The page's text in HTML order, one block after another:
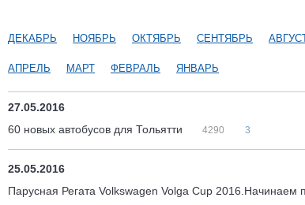
ДЕКАБРЬ НОЯБРЬ ОКТЯБРЬ СЕНТЯБРЬ
АПРЕЛЬ МАРТ ФЕВРАЛЬ ЯНВАРЬ
27.05.2016
60 новых автобусов для Тольятти
4290 3
25.05.2016
Парусная Регата Volkswagen Volga Cup 2016.Начинаем